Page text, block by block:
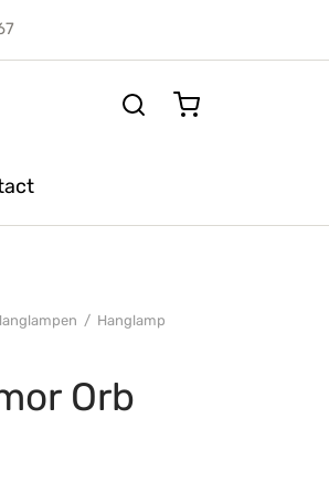
/ Hanglamp
Orb